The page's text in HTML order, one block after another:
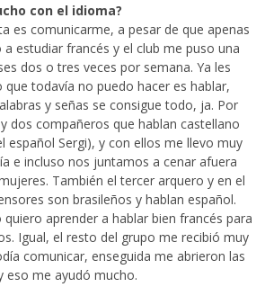
con el idioma?
es comunicarme, a pesar de que apenas
estudiar francés y el club me puso una
dos o tres veces por semana. Ya les
todavía no puedo hacer es hablar,
y señas se consigue todo, ja. Por
dos compañeros que hablan castellano
español Sergi), y con ellos me llevo muy
e incluso nos juntamos a cenar afuera
También el tercer arquero y en el
son brasileños y hablan español.
aprender a hablar bien francés para
Igual, el resto del grupo me recibió muy
comunicar, enseguida me abrieron las
eso me ayudó mucho.